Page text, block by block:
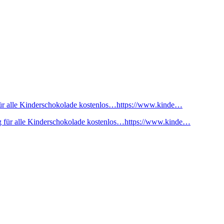
alle Kinderschokolade kostenlos…https://www.kinde…
für alle Kinderschokolade kostenlos…https://www.kinde…